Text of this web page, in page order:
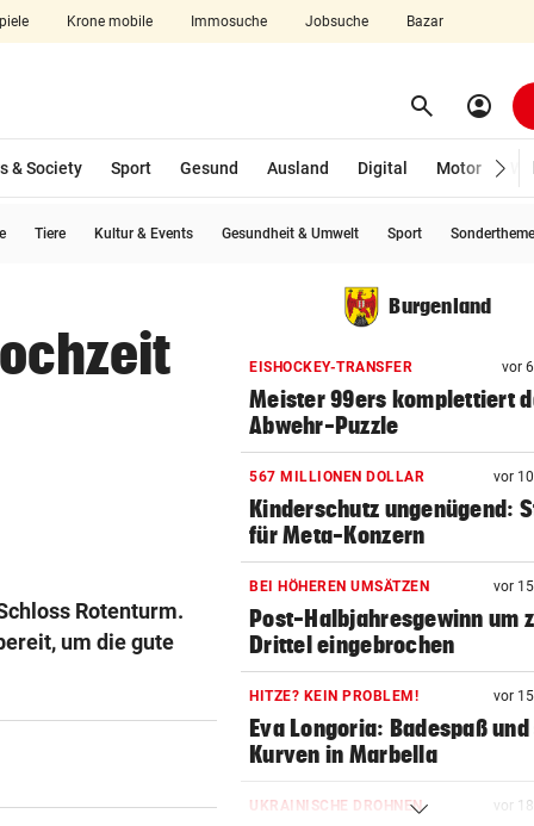
Krone mobile Immosuche Jobsuche Bazar
aufklappen search Suchen
account_circle
& Society Sport Gesund Ausland Digital Motor
Tiere Kultur & Events Gesundheit & Umwelt Sport
Rotenturm.
um die gute
Burgenland
EISHOCKEY-TRANSFER vor
Meister 99ers komplettiert
Abwehr-Puzzle
567 MILLIONEN DOLLAR vor
Kinderschutz ungenügend:
für Meta-Konzern
BEI HÖHEREN UMSÄTZEN vor
Post-Halbjahresgewinn um
Drittel eingebrochen
HITZE? KEIN PROBLEM! vor
Eva Longoria: Badespaß
Kurven in Marbella
UKRAINISCHE DROHNEN vor